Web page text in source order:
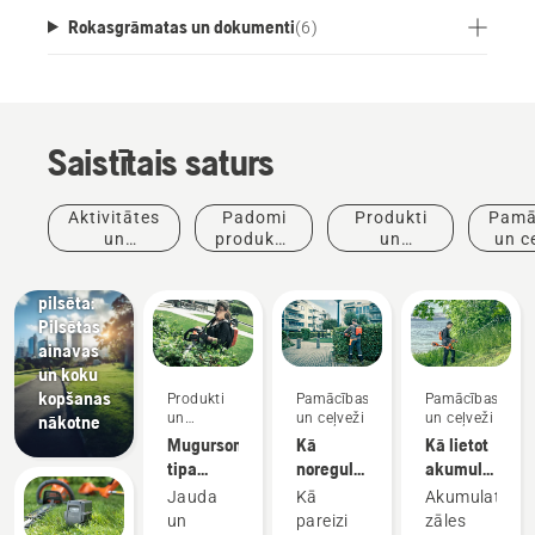
Rokasgrāmatas un dokumenti(6)
Saistītais saturs
Aktivitātes
un
Padomi
produktu
Produkti
un
un
un preses
relīzes
Husqvarna
pilsēta:
Pilsētas
ainavas
un koku
kopšanas
nākotne
Produkti
un
inovācijas
Mugursomas
tipa
akumulators
Jauda
un
Pamācības
un ceļveži
Kā
noregulēt
mugursomas
akumulatora
Kā
pareizi
Pamācības
un ceļveži
Kā lietot
akumulatora
zāles
trimmeri
Akumulatora
zāles